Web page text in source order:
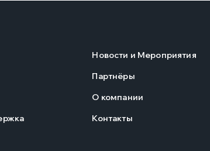
Новости и Мероприятия
Партнёры
О компании
Контакты